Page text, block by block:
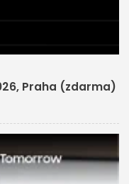
Praha (zdarma)